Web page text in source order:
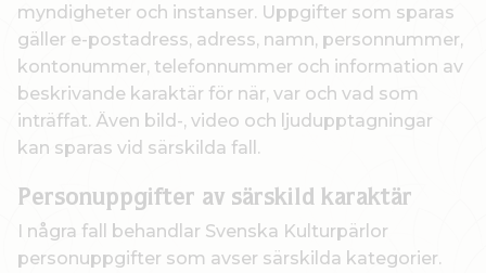
myndigheter och instanser. Uppgifter som sparas
gäller e-postadress, adress, namn, personnummer,
kontonummer, telefonnummer och information av
beskrivande karaktär för när, var och vad som
inträffat. Även bild-, video och ljudupptagningar
kan sparas vid särskilda fall.
Personuppgifter av särskild karaktär
I några fall behandlar Svenska Kulturpärlor
personuppgifter som avser särskilda kategorier.